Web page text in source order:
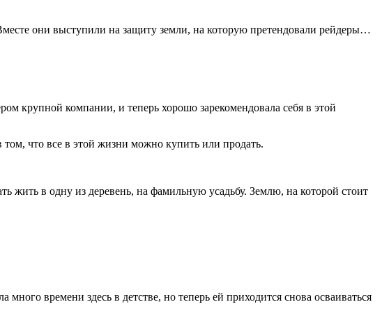
они выступили на защиту земли, на которую претендовали рейдеры…
крупной компании, и теперь хорошо зарекомендовала себя в этой
что все в этой жизни можно купить или продать.
в одну из деревень, на фамильную усадьбу. Землю, на которой стоит
времени здесь в детстве, но теперь ей приходится снова осваиваться